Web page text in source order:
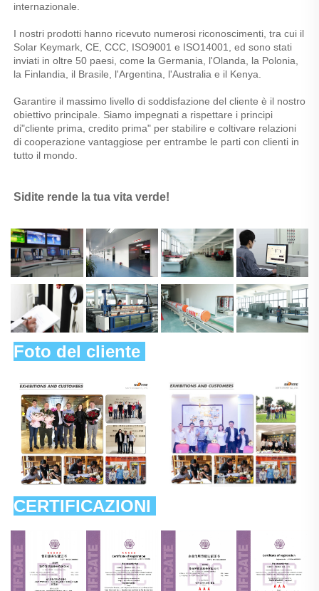
internazionale.
I nostri prodotti hanno ricevuto numerosi riconoscimenti, tra cui il
Solar Keymark, CE, CCC, ISO9001 e ISO14001, ed sono stati
inviati in oltre 50 paesi, come la Germania, l'Olanda, la Polonia,
la Finlandia, il Brasile, l'Argentina, l'Australia e il Kenya.
Garantire il massimo livello di soddisfazione del cliente è il nostro
obiettivo principale. Siamo impegnati a rispettare i principi
di"cliente prima, credito prima" per stabilire e coltivare relazioni
di cooperazione vantaggiose per entrambe le parti con clienti in
tutto il mondo.
Sidite rende la tua vita verde!
Foto del cliente
CERTIFICAZIONI